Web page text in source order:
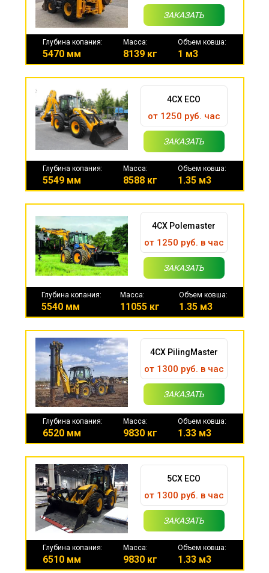
ЗАКАЗАТЬ
Глубина копания:
5470 мм
Масса:
8139 кг
Объем ковша:
1 м3
4CX ECO
от 1250 руб. час
ЗАКАЗАТЬ
Глубина копания:
5549 мм
Масса:
8588 кг
Объем ковша:
1.35 м3
4CX Polemaster
от 1250 руб. в час
ЗАКАЗАТЬ
Глубина копания:
5540 мм
Масса:
11055 кг
Объем ковша:
1.35 м3
4CX PilingMaster
от 1300 руб. в час
ЗАКАЗАТЬ
Глубина копания:
6520 мм
Масса:
9830 кг
Объем ковша:
1.33 м3
5CX ECO
от 1300 руб. в час
ЗАКАЗАТЬ
Глубина копания:
6510 мм
Масса:
9830 кг
Объем ковша:
1.33 м3